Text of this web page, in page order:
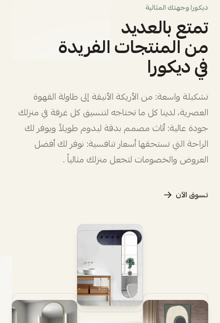
ديكورا وجهتك المثالية
تمتع بالعديد
من المنتجات الفريدة
في ديكورا
تشكيلة واسعة: من الأريكة الأنيقة إلى طاولة القهوة
العصرية، لدينا كل ما تحتاجه لتنسيق كل غرفة في منزلك
جودة عالية: أثاث مصمم بدقة ليدوم طويلاً ويوفر لك
الراحة التي تستحقها أسعار تنافسية: نوفر لك أفضل
العروض والخصومات لتجعل منزلك مثالياً .
تسوق الآن